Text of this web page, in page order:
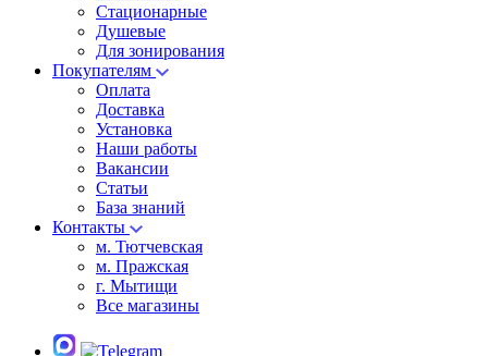
Стационарные
Душевые
Для зонирования
Покупателям
Оплата
Доставка
Установка
Наши работы
Вакансии
Статьи
База знаний
Контакты
м. Тютчевская
м. Пражская
г. Мытищи
Все магазины